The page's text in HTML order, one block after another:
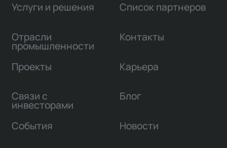
Услуги и решения
Отрасли
промышленности
Проекты
Связи с
инвесторами
Список партнеров
Контакты
Карьера
Блог
События Новости